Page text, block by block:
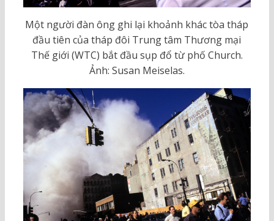
Một người đàn ông ghi lại khoảnh khác tòa tháp
đầu tiên của tháp đôi Trung tâm Thương mại
Thế giới (WTC) bắt đầu sụp đổ từ phố Church.
Ảnh: Susan Meiselas.